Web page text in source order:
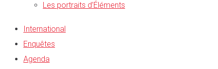
Les portraits d’Éléments
International
Enquêtes
Agenda